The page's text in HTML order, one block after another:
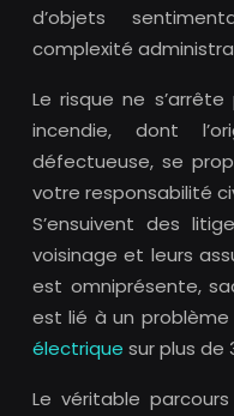
d’objets
complexité
Le risque ne
incendie, dont
défectueuse, se
votre responsabilité
S’ensuivent des
voisinage et leurs
est omniprésente,
est lié à un
électrique sur plus de
Le véritable